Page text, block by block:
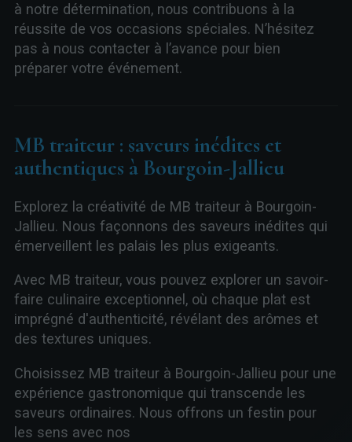
à notre détermination, nous contribuons à la
réussite de vos occasions spéciales. N’hésitez
pas à nous contacter à l’avance pour bien
préparer votre événement.
MB traiteur : saveurs inédites et
authentiques à Bourgoin-Jallieu
Explorez la créativité de MB traiteur à Bourgoin-
Jallieu. Nous façonnons des saveurs inédites qui
émerveillent les palais les plus exigeants.
Avec MB traiteur, vous pouvez explorer un savoir-
faire culinaire exceptionnel, où chaque plat est
imprégné d'authenticité, révélant des arômes et
des textures uniques.
Choisissez MB traiteur à Bourgoin-Jallieu pour une
expérience gastronomique qui transcende les
saveurs ordinaires. Nous offrons un festin pour
les sens avec nos